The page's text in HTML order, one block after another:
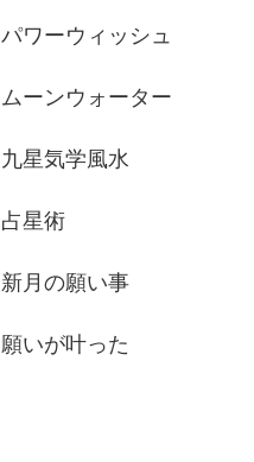
パワーウィッシュ
ムーンウォーター
九星気学風水
占星術
新月の願い事
願いが叶った